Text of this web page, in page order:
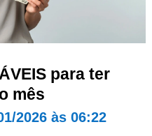
para ter
mês
2026 às 06:22